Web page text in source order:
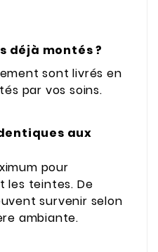
déjà montés ?
sont livrés en
par vos soins.
aux
pour
les teintes. De
survenir selon
ambiante.